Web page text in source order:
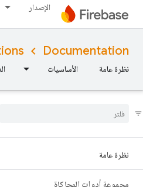
الإصدار
Documentation
نظرة عامة الأساسيات
نظرة عامة
مجموعة أدوات المحاكاة